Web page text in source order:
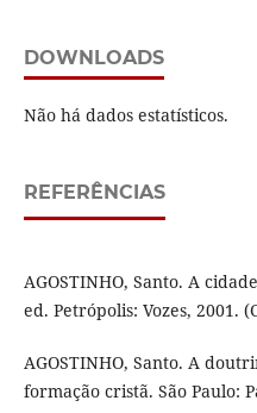
DOWNLOADS
Não há dados estatísticos.
REFERÊNCIAS
AGOSTINHO, Santo. A
ed. Petrópolis: Vozes, 2001.
AGOSTINHO, Santo. A
formação cristã. São Paulo: